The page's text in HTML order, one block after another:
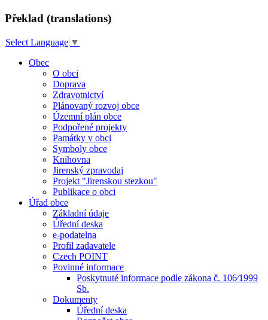
Překlad (translations)
Select Language ▼
Obec
O obci
Doprava
Zdravotnictví
Plánovaný rozvoj obce
Územní plán obce
Podpořené projekty
Památky v obci
Symboly obce
Knihovna
Jirenský zpravodaj
Projekt "Jirenskou stezkou"
Publikace o obci
Úřad obce
Základní údaje
Úřední deska
e-podatelna
Profil zadavatele
Czech POINT
Povinné informace
Poskytnuté informace podle zákona č. 106⁄1999
Sb.
Dokumenty
Úřední deska